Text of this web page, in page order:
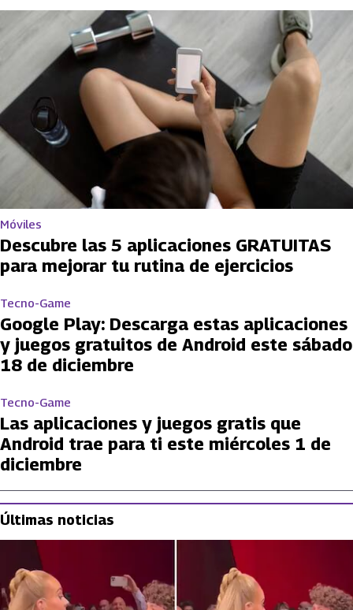
Móviles
Descubre las 5 aplicaciones GRATUITAS
para mejorar tu rutina de ejercicios
Tecno-Game
Google Play: Descarga estas aplicaciones
y juegos gratuitos de Android este sábado
18 de diciembre
Tecno-Game
Las aplicaciones y juegos gratis que
Android trae para ti este miércoles 1 de
diciembre
Últimas noticias